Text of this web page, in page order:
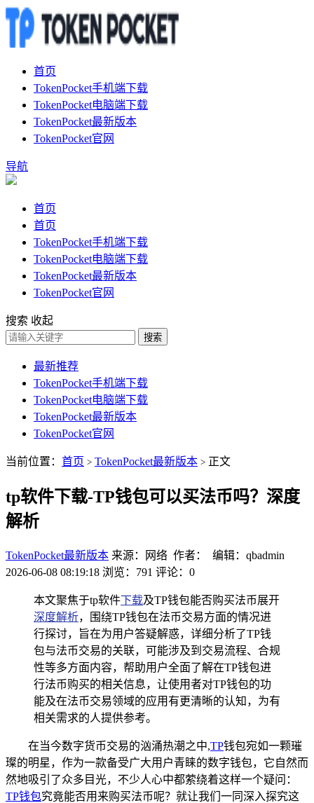
首页
TokenPocket手机端下载
TokenPocket电脑端下载
TokenPocket最新版本
TokenPocket官网
导航
首页
首页
TokenPocket手机端下载
TokenPocket电脑端下载
TokenPocket最新版本
TokenPocket官网
搜索 收起
搜索
最新推荐
TokenPocket手机端下载
TokenPocket电脑端下载
TokenPocket最新版本
TokenPocket官网
当前位置： 首页 > TokenPocket最新版本 > 正文
tp软件下载-TP钱包可以买法币吗？深度
解析
TokenPocket最新版本 来源：网络 作者： 编辑：qbadmin
2026-06-08 08:19:18 浏览：791 评论：0
本文聚焦于tp软件下载及TP钱包能否购买法币展开
深度解析，围绕TP钱包在法币交易方面的情况进
行探讨，旨在为用户答疑解惑，详细分析了TP钱
包与法币交易的关联，可能涉及到交易流程、合规
性等多方面内容，帮助用户全面了解在TP钱包进
行法币购买的相关信息，让使用者对TP钱包的功
能及在法币交易领域的应用有更清晰的认知，为有
相关需求的人提供参考。
在当今数字货币交易的汹涌热潮之中,TP钱包宛如一颗璀
璨的明星，作为一款备受广大用户青睐的数字钱包，它自然而
然地吸引了众多目光，不少人心中都萦绕着这样一个疑问：
TP钱包究竟能否用来购买法币呢？就让我们一同深入探究这